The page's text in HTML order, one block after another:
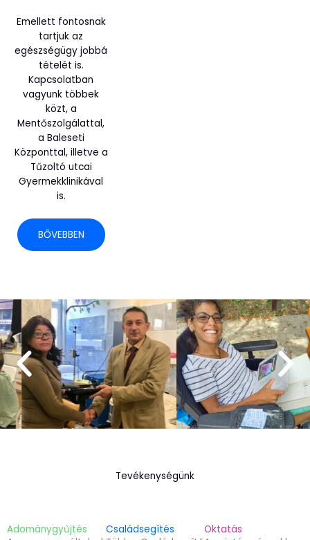
Emellett fontosnak
tartjuk az
egészségügy jobbá
tételét is.
Kapcsolatban
vagyunk többek
közt, a
Mentőszolgálattal,
a Baleseti
Központtal, illetve a
Tűzoltó utcai
Gyermekklinikával
is.
BŐVEBBEN
Tevékenységünk
Adománygyűjtés
Családsegítés
Oktatás